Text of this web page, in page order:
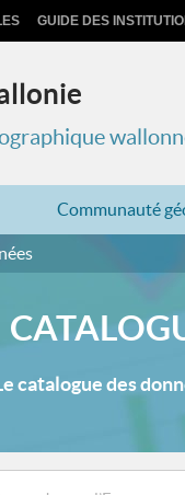
GUIDE DES
Communauté
catalogue des